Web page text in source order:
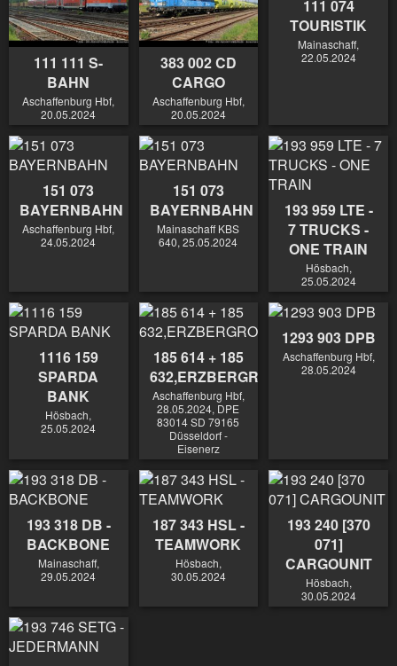
111 111 S-
BAHN
Aschaffenburg Hbf,
20.05.2024
383 002 CD
CARGO
Aschaffenburg Hbf,
20.05.2024
111 074
TOURISTIK
Mainaschaff,
22.05.2024
151 073
BAYERNBAHN
Aschaffenburg Hbf,
24.05.2024
151 073
BAYERNBAHN
Mainaschaff KBS
640, 25.05.2024
193 959 LTE -
7 TRUCKS -
ONE TRAIN
Hösbach,
25.05.2024
1116 159
SPARDA
BANK
Hösbach,
25.05.2024
185 614 + 185
632,ERZBERGRODEO
Aschaffenburg Hbf,
28.05.2024, DPE
83014 SD 79165
Düsseldorf -
Eisenerz
1293 903 DPB
Aschaffenburg Hbf,
28.05.2024
193 318 DB -
BACKBONE
Mainaschaff,
29.05.2024
187 343 HSL -
TEAMWORK
Hösbach,
30.05.2024
193 240 [370
071]
CARGOUNIT
Hösbach,
30.05.2024